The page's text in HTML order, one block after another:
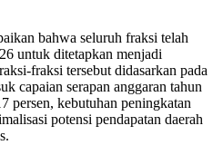
bahwa seluruh fraksi telah
untuk ditetapkan menjadi
fraksi tersebut didasarkan pada
capaian serapan anggaran tahun
persen, kebutuhan peningkatan
potensi pendapatan daerah